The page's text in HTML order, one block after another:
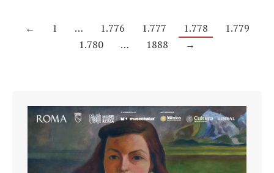
← 1 … 1.776 1.777 1.778
1.779
1.780
… 1888 →